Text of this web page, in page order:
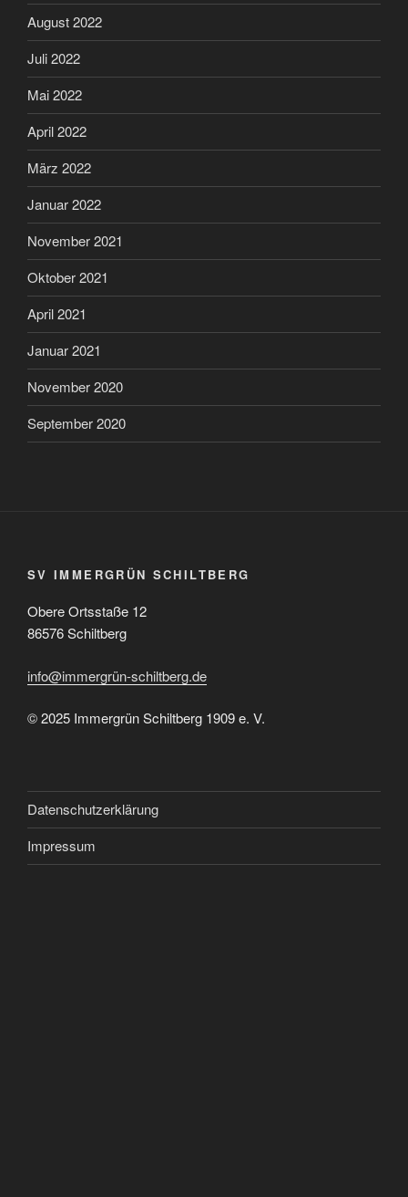
August 2022
Juli 2022
Mai 2022
April 2022
März 2022
Januar 2022
November 2021
Oktober 2021
April 2021
Januar 2021
November 2020
September 2020
SV IMMERGRÜN SCHILTBERG
Obere Ortsstaße 12
86576 Schiltberg
info@immergrün-schiltberg.de
© 2025 Immergrün Schiltberg 1909 e. V.
Datenschutzerklärung
Impressum